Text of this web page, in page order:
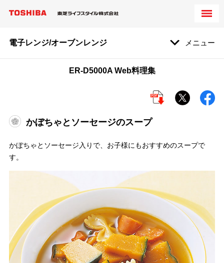
電子レンジ/オーブンレンジ メニュー
ER-D5000A Web料理集
かぼちゃとソーセージのスープ
かぼちゃとソーセージ入りで、お子様にもおすすめのスープで
す。